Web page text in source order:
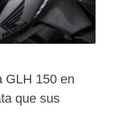
GLH 150 en
que sus